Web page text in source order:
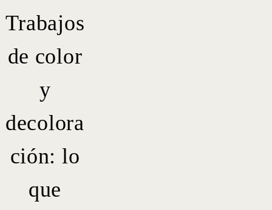
Trabajos
de color
y
decolora
ción: lo
que